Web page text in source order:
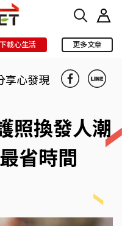
下載心生活 更多文章
享心發現
照換發人潮
省時間